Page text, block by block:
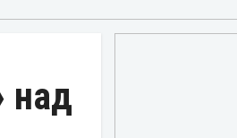
над